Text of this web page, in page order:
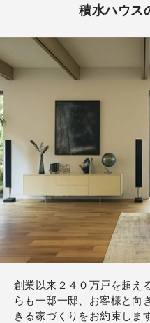
積水ハウス
創業以来２４０万戸を超え
らも一邸一邸、お客様と向
きる家づくりをお約束します